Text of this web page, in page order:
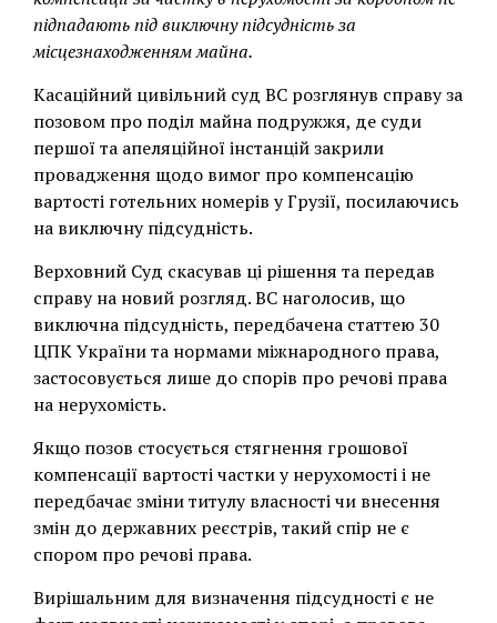
підпадають під виключну підсудність за
місцезнаходженням майна.
Касаційний цивільний суд ВС розглянув справу за
позовом про поділ майна подружжя, де суди
першої та апеляційної інстанцій закрили
провадження щодо вимог про компенсацію
вартості готельних номерів у Грузії, посилаючись
на виключну підсудність.
Верховний Суд скасував ці рішення та передав
справу на новий розгляд. ВС наголосив, що
виключна підсудність, передбачена статтею 30
ЦПК України та нормами міжнародного права,
застосовується лише до спорів про речові права
на нерухомість.
Якщо позов стосується стягнення грошової
компенсації вартості частки у нерухомості і не
передбачає зміни титулу власності чи внесення
змін до державних реєстрів, такий спір не є
спором про речові права.
Вирішальним для визначення підсудності є не